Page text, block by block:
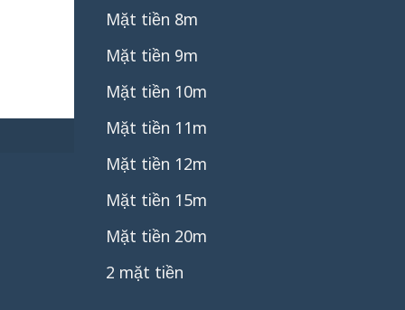
Mặt tiền 8m
Mặt tiền 9m
Mặt tiền 10m
Mặt tiền 11m
Mặt tiền 12m
Mặt tiền 15m
Mặt tiền 20m
2 mặt tiền